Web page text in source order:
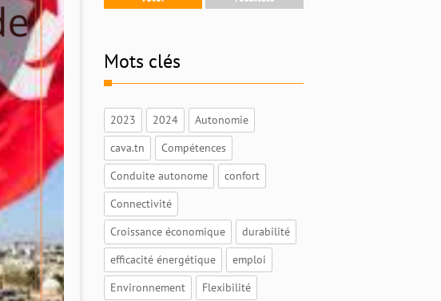
Mots clés
2023 2024
Autonomie
cava.tn
Compétences
Conduite autonome
confort
Connectivité
Croissance économique
durabilité
efficacité énergétique
emploi
Environnement
Flexibilité